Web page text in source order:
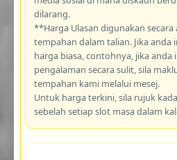
dilarang.
**Harga Ulasan digunakan
tempahan dalam talian. Jika anda
harga biasa, contohnya, jika anda
pengalaman secara sulit, sila
tempahan kami melalui mesej.
Untuk harga terkini, sila rujuk
sebelah setiap slot masa dalam